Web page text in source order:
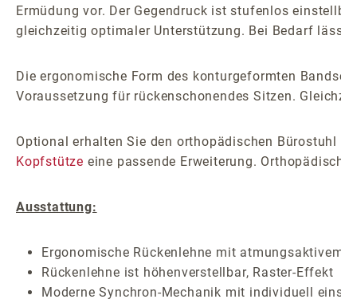
Ermüdung vor. Der Gegendruck ist stufenlos
gleichzeitig optimaler Unterstützung. Bei Bedarf
Die ergonomische Form des konturgeformten
Voraussetzung für rückenschonendes Sitzen.
Optional erhalten Sie den orthopädischen
Kopfstütze eine passende Erweiterung.
Ausstattung:
Ergonomische Rückenlehne mit
Rückenlehne ist höhenverstellbar, Raster-Effekt
Moderne Synchron-Mechanik mit individuell